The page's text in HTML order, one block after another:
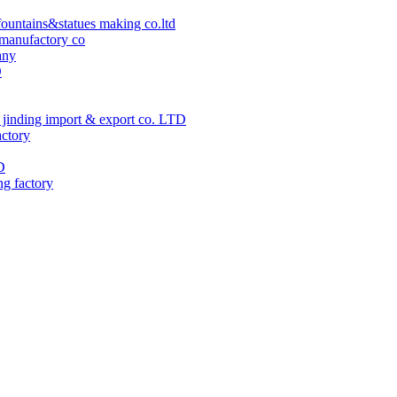
making co.ltd
co
jinding import & export co. LTD
factory